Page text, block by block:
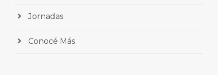
Jornadas
Conocé Más